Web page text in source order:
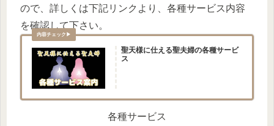
ので、詳しくは下記リンクより、各種サービス内容
を確認して下さい。
聖天様に仕える聖夫婦の各種サービ
ス
各種サービス